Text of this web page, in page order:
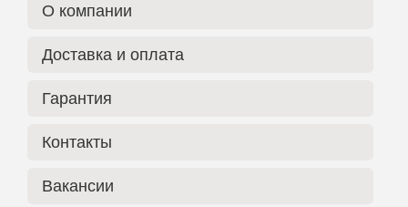
О компании
Доставка и оплата
Гарантия
Контакты
Вакансии